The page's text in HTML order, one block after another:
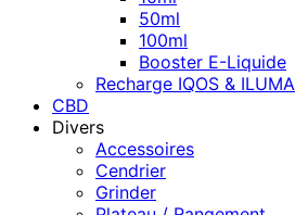
50ml
100ml
Booster E-Liquide
Recharge IQOS & ILUMA
CBD
Divers
Accessoires
Cendrier
Grinder